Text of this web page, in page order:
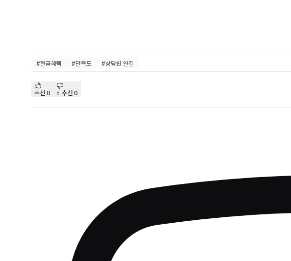
#현금혜택 #만족도 #상담원 연결
추천 0 비추천 0